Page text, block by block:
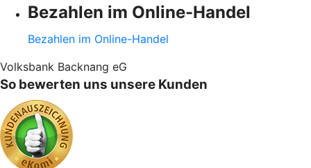
Bezahlen im Online-Handel
Bezahlen im Online-Handel
Volksbank Backnang eG
So bewerten uns unsere Kunden